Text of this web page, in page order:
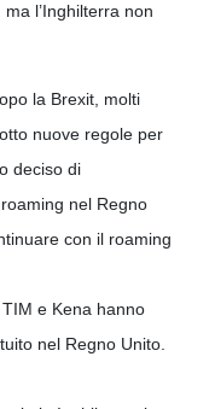
l’Inghilterra non
la Brexit, molti
nuove regole per
deciso di
nel Regno
con il roaming
e Kena hanno
nel Regno Unito.